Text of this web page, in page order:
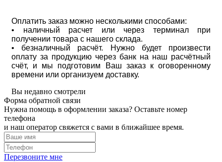
Оплатить заказ можно несколькими способами:
• наличный расчет или через терминал при
получении товара с нашего склада.
• безналичный расчёт. Нужно будет произвести
оплату за продукцию через банк на наш расчётный
счёт, и мы подготовим Ваш заказ к оговоренному
времени или организуем доставку.
Вы недавно смотрели
Форма обратной связи
Нужна помощь в оформлении заказа? Оставьте номер
телефона
и наш оператор свяжется с вами в ближайшее время.
Перезвоните мне